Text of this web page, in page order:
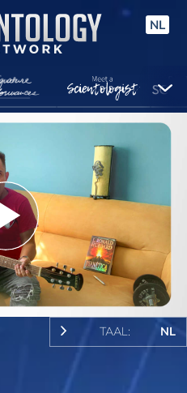
NL
Play
Video
TAAL: NL